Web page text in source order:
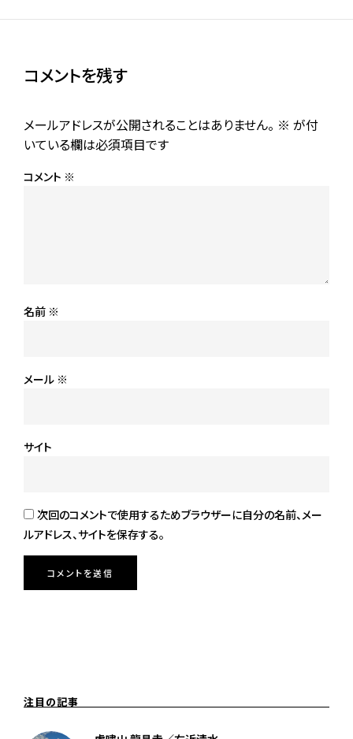
コメントを残す
メールアドレスが公開されることはありません。 ※ が付
いている欄は必須項目です
コメント ※
名前 ※
メール ※
サイト
次回のコメントで使用するためブラウザーに自分の名前、メー
ルアドレス、サイトを保存する。
注目の記事